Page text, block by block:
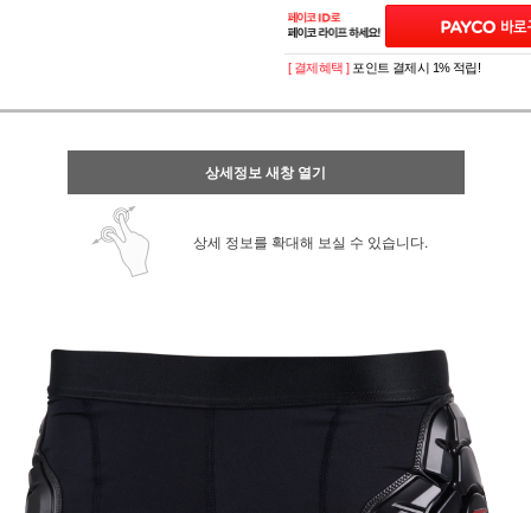
[ 결제혜택 ] 포인트 결제시 1% 적립!
상세정보 새창 열기
상세 정보를 확대해 보실 수 있습니다.